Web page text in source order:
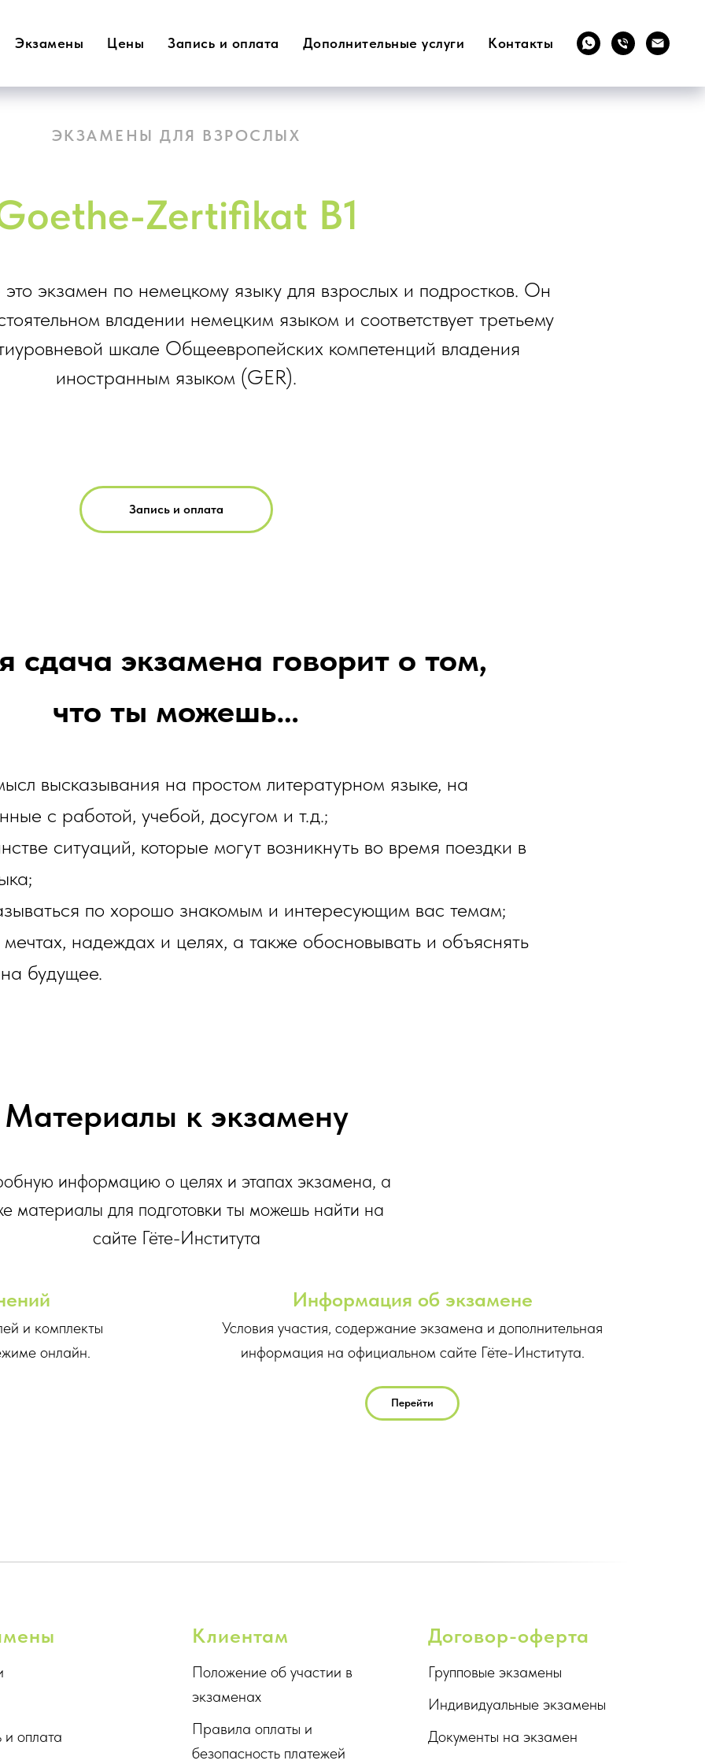
Экзамены Цены Запись и оплата Дополнительные услуги Контакты
ЭКЗАМЕНЫ ДЛЯ ВЗРОСЛЫХ
Zertifikat В1
это экзамен по немецкому языку для взрослых и подростков. Он
владении немецким языком и соответствует третьему
шкале Общеевропейских компетенций владения
иностранным языком (GER).
Запись и оплата
сдача экзамена говорит о том,
что ты можешь…
высказывания на простом литературном языке, на
с работой, учебой, досугом и т.д.;
ситуаций, которые могут возникнуть во время поездки в
по хорошо знакомым и интересующим вас темам;
надеждах и целях, а также обосновывать и объяснять
будущее.
Материалы к экзамену
информацию о целях и этапах экзамена, а
материалы для подготовки ты можешь найти на
сайте Гёте-Института
и комплекты
онлайн.
Информация об экзамене
Условия участия, содержание экзамена и дополнительная
информация на официальном сайте Гёте-Института.
Перейти
и оплата
Клиентам
Положение об участии в
экзаменах
Правила оплаты и
безопасность платежей
Договор-оферта
Групповые экзамены
Индивидуальные экзамены
Документы на экзамен